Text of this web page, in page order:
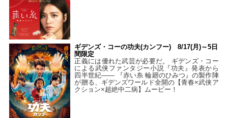
ギデンズ・コーの功夫(カンフー) 8/17(月)～5日
間限定
正義には優れた武芸が必要だ。 ギデンズ・コー
による武侠ファンタジー小説『功夫』発表から
四半世紀―― 『赤い糸 輪廻のひみつ』の製作陣
が贈る、ギデンズワールド全開の【青春×武侠ア
クション×超絶中二病】ムービー！